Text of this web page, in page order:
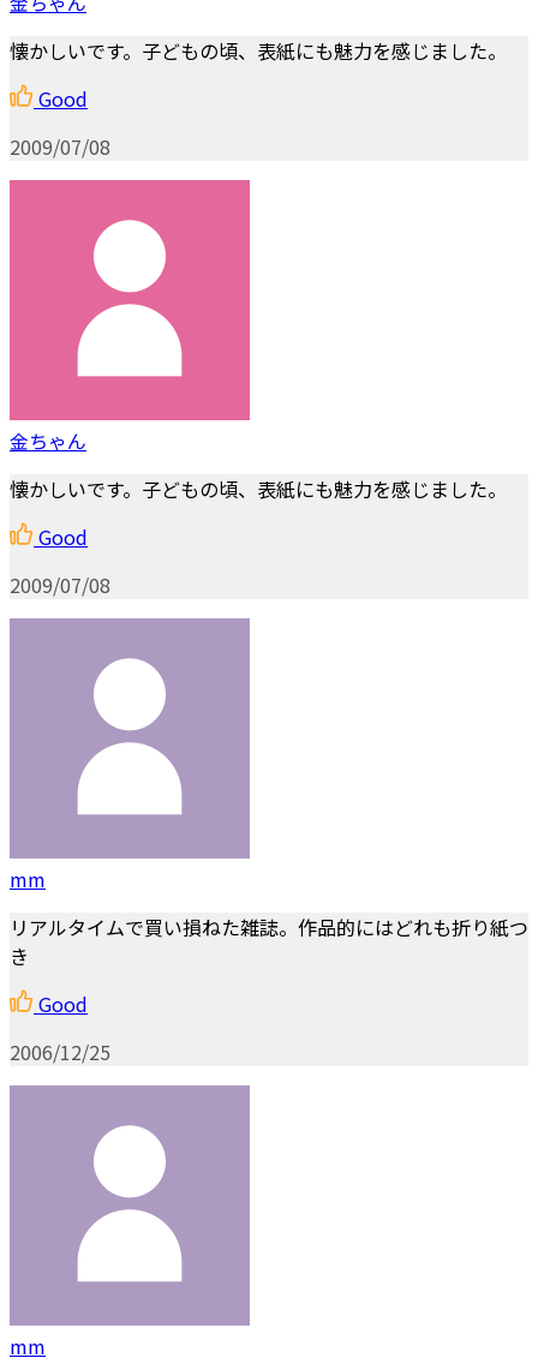
懐かしいです。子どもの頃、表紙にも魅力を感じました。
Good
2009/07/08
金ちゃん
懐かしいです。子どもの頃、表紙にも魅力を感じました。
Good
2009/07/08
mm
リアルタイムで買い損ねた雑誌。作品的にはどれも折り紙つ
き
Good
2006/12/25
mm